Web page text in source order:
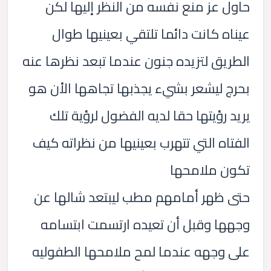
حاول عز منع نفسه من النظر إليها لكن
عيناه كانت دائما تلتقي بعينيها طوال
الطريق لتزيده جنون عندما تبعد نظرها عنه
بحرج ليشعر بشيء يجذبها تجاهها الأن هو
يريد رؤيتها حقا لديه الفضول لرؤية تلك
الفتاه التي تتهرب بعينيها من نظراته كيف
تكون ملامحها
حتى ظهر أمامهم مطب ليبتعد شالها عن
وجهها وقبل أن تعيده ارتسمت ابتسامه
على وجهه عندما لمح ملامحها الطفوليه